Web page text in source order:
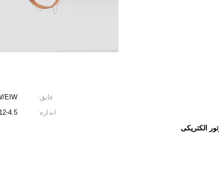
عایق:
EIW
اندازه:
0.012-4.5
الکتریکی